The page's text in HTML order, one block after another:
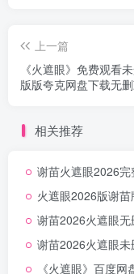
上一篇
《火遮眼》免费观看
版版夸克网盘下载无
相关推荐
谢苗火遮眼2026
火遮眼2026版谢
谢苗2026火遮眼
谢苗2026火遮眼
《火遮眼》百度